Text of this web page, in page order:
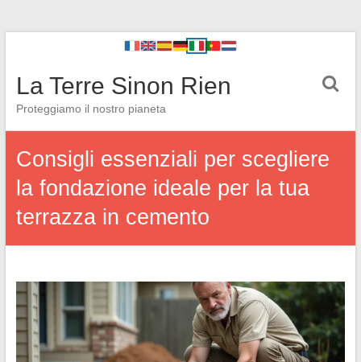
La Terre Sinon Rien
Proteggiamo il nostro pianeta
Consigli essenziali per scegliere
la fondazione ideale per la tua
terrazza in cemento